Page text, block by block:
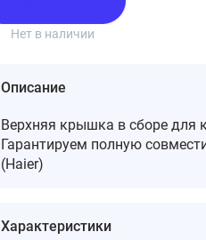
Нет в наличии
Описание
Верхняя крышка в сборе для
Гарантируем полную
(Haier)
Характеристики